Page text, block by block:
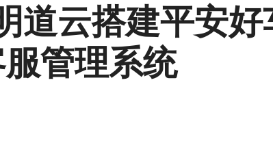
道云搭建平安好
管理系统